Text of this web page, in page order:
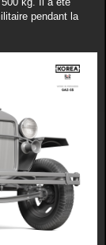
pendant la